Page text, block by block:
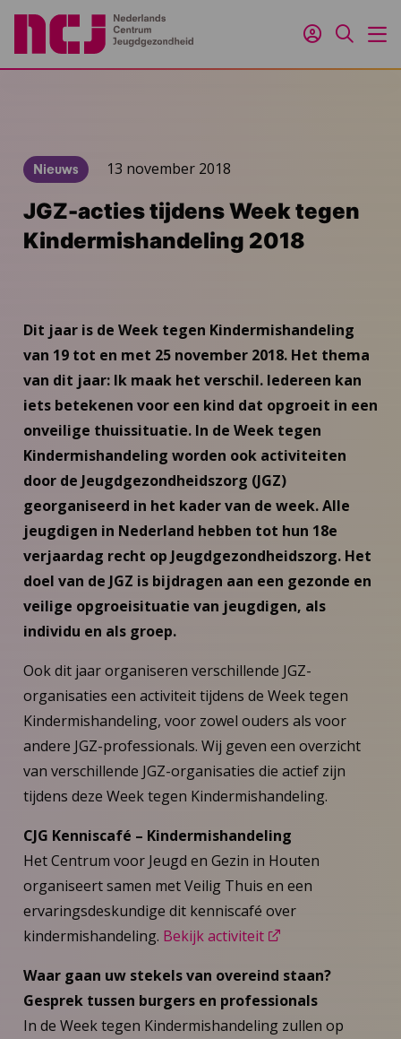
Inloggen
Zoeken
Nieuws 13 november 2018
JGZ-acties tijdens Week tegen
Kindermishandeling 2018
Dit jaar is de Week tegen Kindermishandeling
van 19 tot en met 25 november 2018. Het thema
van dit jaar: Ik maak het verschil. Iedereen kan
iets betekenen voor een kind dat opgroeit in een
onveilige thuissituatie. In de Week tegen
Kindermishandeling worden ook activiteiten
door de Jeugdgezondheidszorg (JGZ)
georganiseerd in het kader van de week. Alle
jeugdigen in Nederland hebben tot hun 18e
verjaardag recht op Jeugdgezondheidszorg. Het
doel van de JGZ is bijdragen aan een gezonde en
veilige opgroeisituatie van jeugdigen, als
individu en als groep.
Ook dit jaar organiseren verschillende JGZ-
organisaties een activiteit tijdens de Week tegen
Kindermishandeling, voor zowel ouders als voor
andere JGZ-professionals. Wij geven een overzicht
van verschillende JGZ-organisaties die actief zijn
tijdens deze Week tegen Kindermishandeling.
CJG Kenniscafé – Kindermishandeling
Het Centrum voor Jeugd en Gezin in Houten
organiseert samen met Veilig Thuis en een
ervaringsdeskundige dit kenniscafé over
kindermishandeling. Bekijk activiteit
Waar gaan uw stekels van overeind staan?
Gesprek tussen burgers en professionals
In de Week tegen Kindermishandeling zullen op